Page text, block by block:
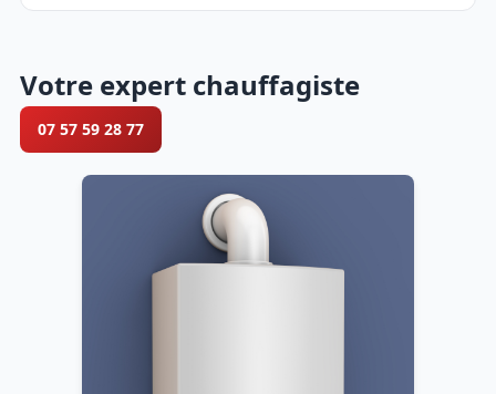
Votre expert chauffagiste
07 57 59 28 77